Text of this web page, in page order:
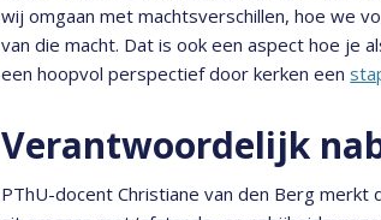
wij omgaan met machtsverschillen, hoe we
van die macht. Dat is ook een aspect hoe je
een hoopvol perspectief door kerken een
Verantwoordelijk
PThU-docent Christiane van den Berg